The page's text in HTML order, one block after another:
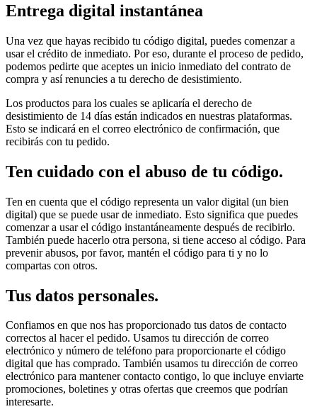
Entrega digital instantánea
Una vez que hayas recibido tu código digital, puedes comenzar a
usar el crédito de inmediato. Por eso, durante el proceso de pedido,
podemos pedirte que aceptes un inicio inmediato del contrato de
compra y así renuncies a tu derecho de desistimiento.
Los productos para los cuales se aplicaría el derecho de
desistimiento de 14 días están indicados en nuestras plataformas.
Esto se indicará en el correo electrónico de confirmación, que
recibirás con tu pedido.
Ten cuidado con el abuso de tu código.
Ten en cuenta que el código representa un valor digital (un bien
digital) que se puede usar de inmediato. Esto significa que puedes
comenzar a usar el código instantáneamente después de recibirlo.
También puede hacerlo otra persona, si tiene acceso al código. Para
prevenir abusos, por favor, mantén el código para ti y no lo
compartas con otros.
Tus datos personales.
Confiamos en que nos has proporcionado tus datos de contacto
correctos al hacer el pedido. Usamos tu dirección de correo
electrónico y número de teléfono para proporcionarte el código
digital que has comprado. También usamos tu dirección de correo
electrónico para mantener contacto contigo, lo que incluye enviarte
promociones, boletines y otras ofertas que creemos que podrían
interesarte.